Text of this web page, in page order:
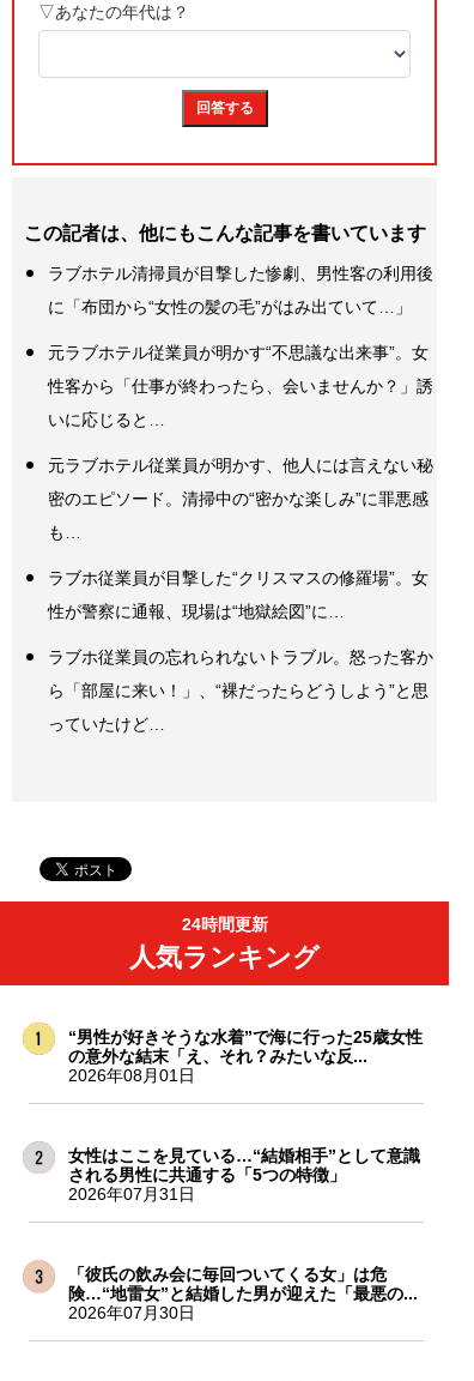
この記者は、他にもこんな記事を書いています
ラブホテル清掃員が目撃した惨劇、男性客の利用後
に「布団から“女性の髪の毛”がはみ出ていて…」
元ラブホテル従業員が明かす“不思議な出来事”。女
性客から「仕事が終わったら、会いませんか？」誘
いに応じると…
元ラブホテル従業員が明かす、他人には言えない秘
密のエピソード。清掃中の“密かな楽しみ”に罪悪感
も…
ラブホ従業員が目撃した“クリスマスの修羅場”。女
性が警察に通報、現場は“地獄絵図”に…
ラブホ従業員の忘れられないトラブル。怒った客か
ら「部屋に来い！」、“裸だったらどうしよう”と思
っていたけど…
24時間更新
人気ランキング
“男性が好きそうな水着”で海に行った25歳女性
の意外な結末「え、それ？みたいな反...
2026年08月01日
女性はここを見ている…“結婚相手”として意識
される男性に共通する「5つの特徴」
2026年07月31日
「彼氏の飲み会に毎回ついてくる女」は危
険…“地雷女”と結婚した男が迎えた「最悪の...
2026年07月30日